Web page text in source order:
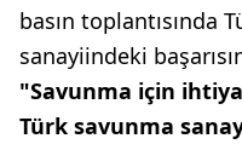
basın toplantısında
sanayiindeki
"Savunma için
Türk savunma